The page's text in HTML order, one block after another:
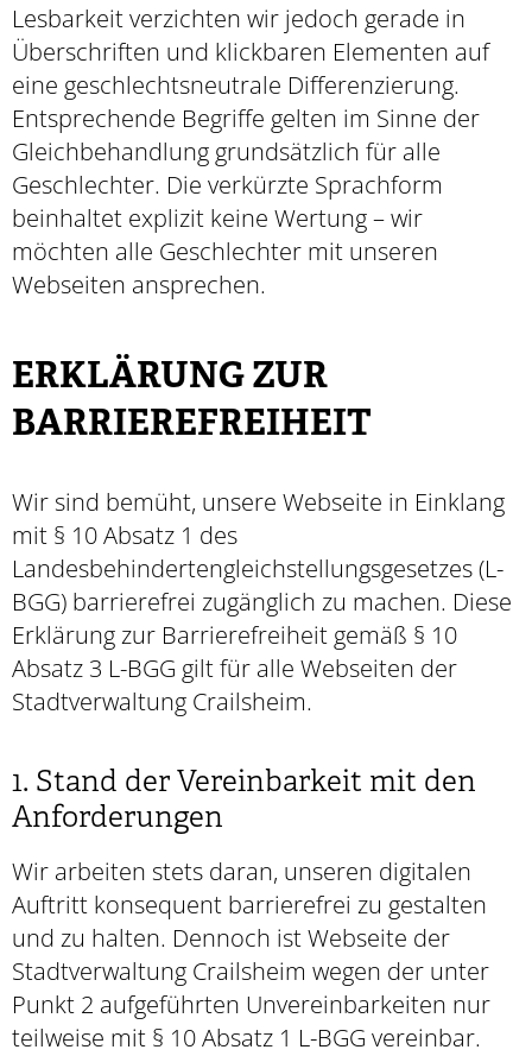
Lesbarkeit verzichten wir jedoch gerade in
Überschriften und klickbaren Elementen auf
eine geschlechtsneutrale Differenzierung.
Entsprechende Begriffe gelten im Sinne der
Gleichbehandlung grundsätzlich für alle
Geschlechter. Die verkürzte Sprachform
beinhaltet explizit keine Wertung – wir
möchten alle Geschlechter mit unseren
Webseiten ansprechen.
ERKLÄRUNG ZUR
BARRIEREFREIHEIT
Wir sind bemüht, unsere Webseite in Einklang
mit § 10 Absatz 1 des
Landesbehindertengleichstellungsgesetzes (L-
BGG) barrierefrei zugänglich zu machen. Diese
Erklärung zur Barrierefreiheit gemäß § 10
Absatz 3 L-BGG gilt für alle Webseiten der
Stadtverwaltung Crailsheim.
1. Stand der Vereinbarkeit mit den
Anforderungen
Wir arbeiten stets daran, unseren digitalen
Auftritt konsequent barrierefrei zu gestalten
und zu halten. Dennoch ist Webseite der
Stadtverwaltung Crailsheim wegen der unter
Punkt 2 aufgeführten Unvereinbarkeiten nur
teilweise mit § 10 Absatz 1 L-BGG vereinbar.